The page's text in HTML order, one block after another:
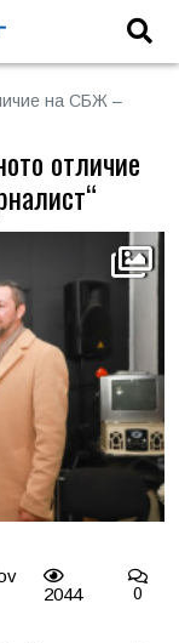
на СБЖ –
отличие
2044 0